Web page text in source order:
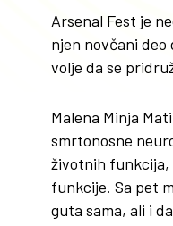
Arsenal Fest je
njen novčani deo
volje da se
Malena Minja
smrtonosne
životnih funkcija,
funkcije. Sa pet
guta sama, ali i